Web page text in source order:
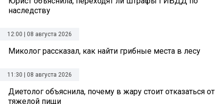
наследству
12:00 | 08 августа 2026
Миколог рассказал, как найти грибные места в лесу
11:30 | 08 августа 2026
Диетолог объяснила, почему в жару стоит отказаться от
тяжелой пищи